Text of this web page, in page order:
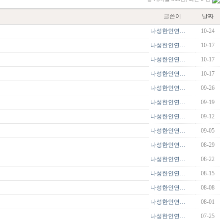
글쓴이 날짜
나성한인연… 10-24
나성한인연… 10-17
나성한인연… 10-17
나성한인연… 10-17
나성한인연… 09-26
나성한인연… 09-19
나성한인연… 09-12
나성한인연… 09-05
나성한인연… 08-29
나성한인연… 08-22
나성한인연… 08-15
나성한인연… 08-08
나성한인연… 08-01
나성한인연… 07-25